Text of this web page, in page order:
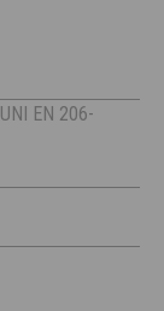
EN 206-